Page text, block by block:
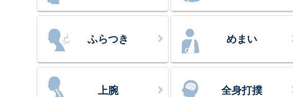
ふらつき めまい
上腕 全身打撲